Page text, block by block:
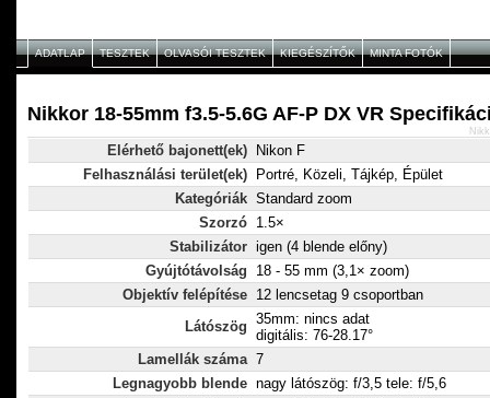
ADATLAP TESZTEK OLVASÓI TESZTEK KIEGÉSZÍTŐK MINTA FOTÓK
Nikkor 18-55mm f3.5-5.6G AF-P DX VR
Elérhető bajonett(ek)
Nikon F
Felhasználási terület(ek)
Portré, Közeli, Tájkép, Épület
Kategóriák Standard zoom
Szorzó 1.5×
Stabilizátor igen (4 blende előny)
Gyújtótávolság
18 - 55 mm (3,1× zoom)
Objektív felépítése 12 lencsetag 9 csoportban
Látószög 35mm: nincs adat
digitális: 76-28.17°
Lamellák száma 7
Legnagyobb blende nagy látószög: f/3,5 tele: f/5,6